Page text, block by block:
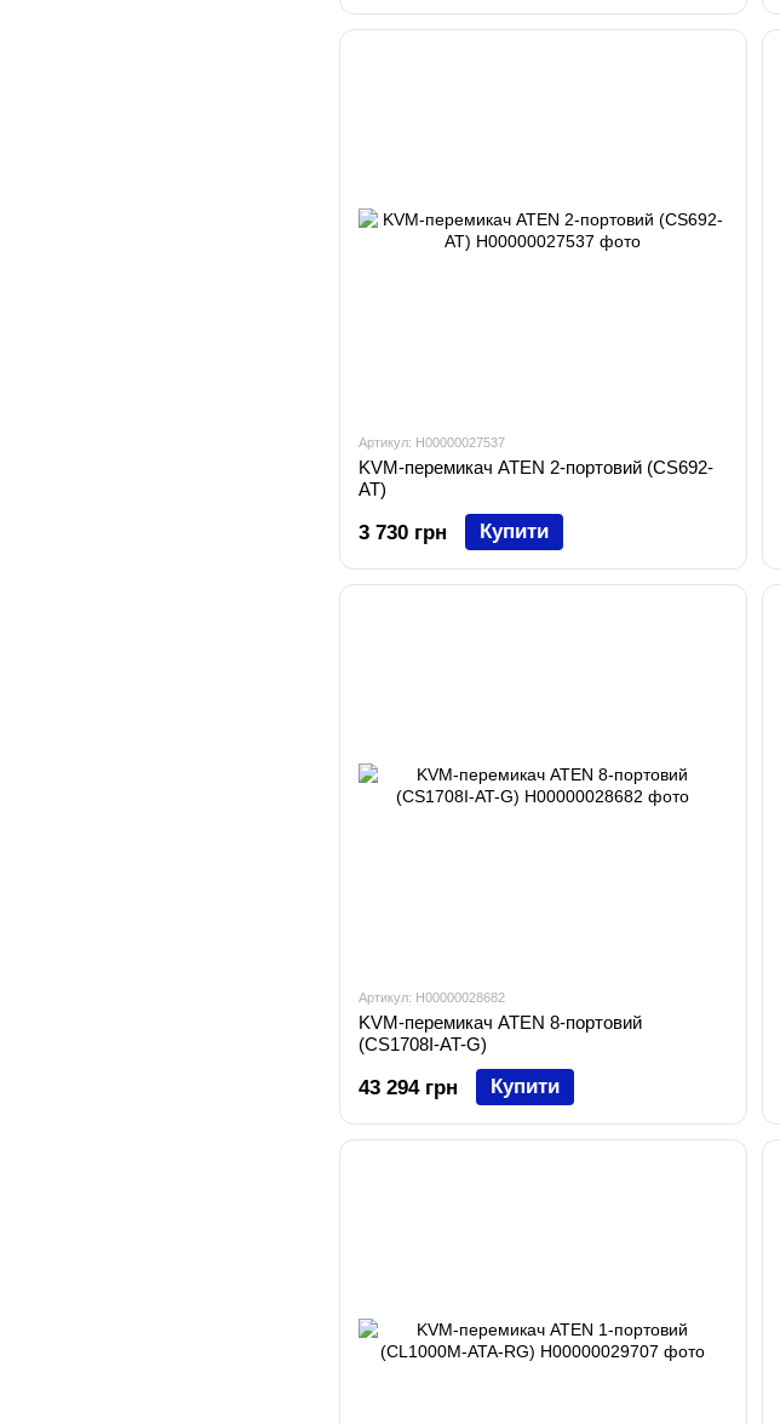
Артикул: H00000027537
KVM-перемикач ATEN 2-портовий (CS692-
AT)
3 730 грн Купити
Артикул: H00000028682
KVM-перемикач ATEN 8-портовий
(CS1708I-AT-G)
43 294 грн Купити